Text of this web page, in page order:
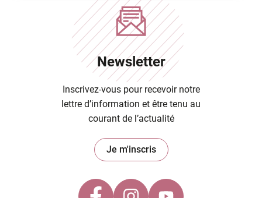
Newsletter
Inscrivez-vous pour recevoir notre
lettre d’information et être tenu au
courant de l’actualité
Je m'inscris